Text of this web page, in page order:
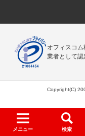
メニュー 検索
オフィスコ
業者として認
Copyright(C)